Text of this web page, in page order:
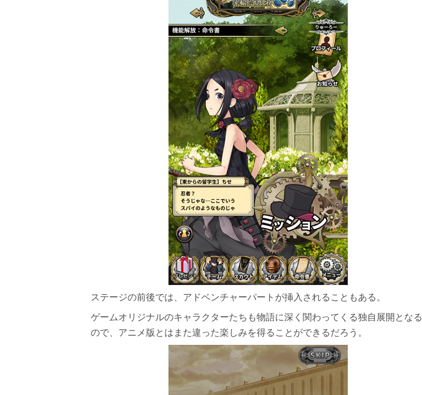
ステージの前後では、アドベンチャーパートが挿入されることもある。
ゲームオリジナルのキャラクターたちも物語に深く関わってくる独自展開となる
ので、アニメ版とはまた違った楽しみを得ることができるだろう。